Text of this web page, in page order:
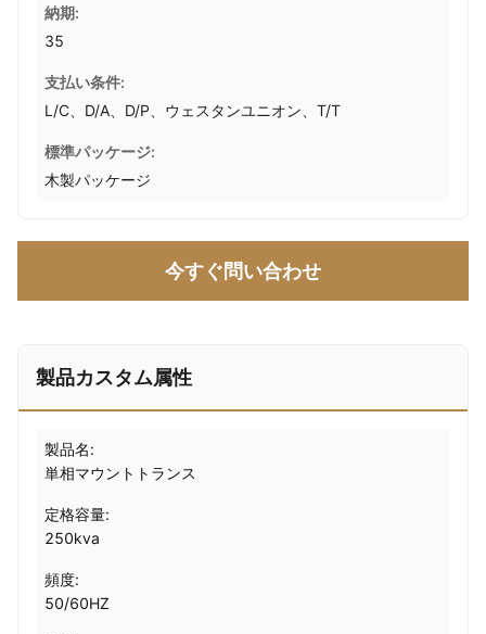
納期:
35
支払い条件:
L/C、D/A、D/P、ウェスタンユニオン、T/T
標準パッケージ:
木製パッケージ
今すぐ問い合わせ
製品カスタム属性
製品名:
単相マウントトランス
定格容量:
250kva
頻度:
50/60HZ